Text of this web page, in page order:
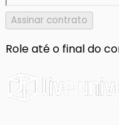
Assinar contrato
Role até o final do